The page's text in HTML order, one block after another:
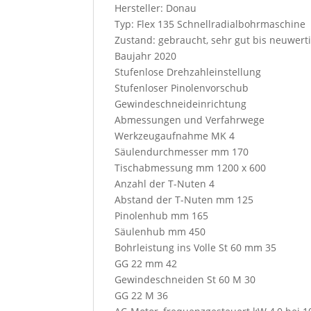
u
p
r
e
s
s
t
h
i
s
b
u
t
t
o
n
,
y
o
Hersteller: Donau
Typ: Flex 135 Schnellradialbohrmaschine
Zustand: gebraucht, sehr gut bis
Baujahr 2020
Stufenlose Drehzahleinstellung
Stufenloser Pinolenvorschub
Gewindeschneideinrichtung
Abmessungen und Verfahrwege
Werkzeugaufnahme MK 4
Säulendurchmesser mm 170
Tischabmessung mm 1200 x 600
Anzahl der T-Nuten 4
Abstand der T-Nuten mm 125
Pinolenhub mm 165
Säulenhub mm 450
Bohrleistung ins Volle St 60 mm 35
GG 22 mm 42
Gewindeschneiden St 60 M 30
GG 22 M 36